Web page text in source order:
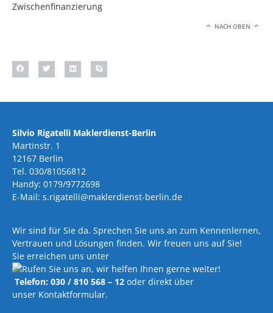
Zwischenfinanzierung
NACH OBEN
Silvio Rigatelli Maklerdienst-Berlin
Martinstr. 1
12167 Berlin
Tel. 030/81056812
Handy: 0179/9772698
E-Mail: s.rigatelli@maklerdienst-berlin.de
Wir sind für Sie da. Sprechen Sie uns an zum Kennenlernen,
Vertrauen und Lösungen finden. Wir freuen uns auf Sie!
Sie erreichen uns unter
Telefon: 030 / 810 568 – 12 oder direkt über
unser Kontaktformular.